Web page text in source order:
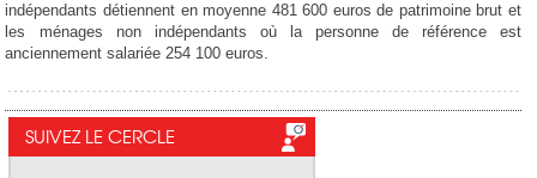
indépendants détiennent en moyenne 481 600 euros de patrimoine brut et
les ménages non indépendants où la personne de référence est
anciennement salariée 254 100 euros.
SUIVEZ LE CERCLE